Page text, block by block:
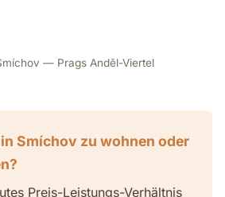
— Prags Anděl-Viertel
Smíchov zu wohnen oder
Preis-Leistungs-Verhältnis